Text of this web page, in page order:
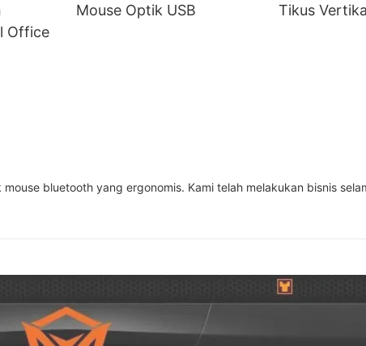
Office
Mouse Optik USB Tikus
bluetooth yang ergonomis. Kami telah melakukan bisnis